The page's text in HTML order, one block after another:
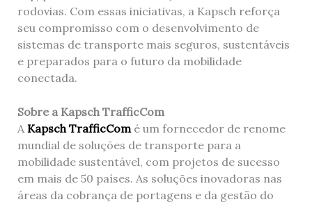
rodovias. Com essas iniciativas, a Kapsch reforça
seu compromisso com o desenvolvimento de
sistemas de transporte mais seguros, sustentáveis
e preparados para o futuro da mobilidade
conectada.
Sobre a Kapsch TrafficCom
A Kapsch TrafficCom é um fornecedor de renome
mundial de soluções de transporte para a
mobilidade sustentável, com projetos de sucesso
em mais de 50 países. As soluções inovadoras nas
áreas da cobrança de portagens e da gestão do